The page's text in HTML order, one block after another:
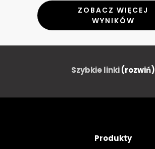
ZOBACZ WIĘCEJ
WYNIKÓW
Szybkie linki(rozwiń)
Produkty